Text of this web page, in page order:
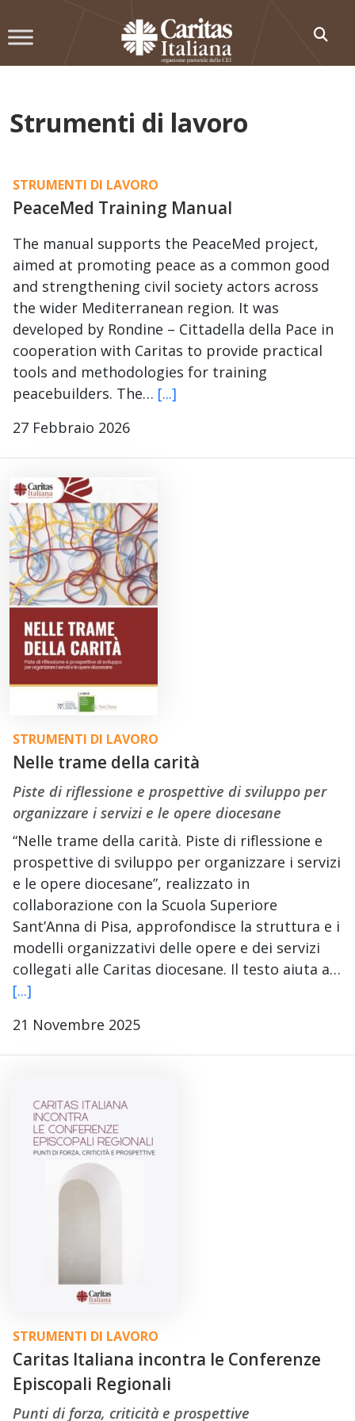
to
Strumenti di lavoro
STRUMENTI DI LAVORO
PeaceMed Training Manual
The manual supports the PeaceMed project,
aimed at promoting peace as a common good
and strengthening civil society actors across
the wider Mediterranean region. It was
developed by Rondine – Cittadella della Pace in
cooperation with Caritas to provide practical
tools and methodologies for training
peacebuilders. The… [...]
27 Febbraio 2026
STRUMENTI DI LAVORO
Nelle trame della carità
Piste di riflessione e prospettive di sviluppo per
organizzare i servizi e le opere diocesane
“Nelle trame della carità. Piste di riflessione e
prospettive di sviluppo per organizzare i servizi
e le opere diocesane”, realizzato in
collaborazione con la Scuola Superiore
Sant’Anna di Pisa, approfondisce la struttura e i
modelli organizzativi delle opere e dei servizi
collegati alle Caritas diocesane. Il testo aiuta a…
[...]
21 Novembre 2025
STRUMENTI DI LAVORO
Caritas Italiana incontra le Conferenze
Episcopali Regionali
Punti di forza, criticità e prospettive